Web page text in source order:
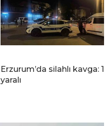
Erzurum’da silahlı kavga: 1
yaralı